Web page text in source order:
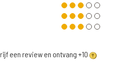
een review en ontvang +10